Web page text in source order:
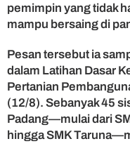
i
p
i
n
B
e
a
pemimpin yang tidak
mampu bersaing di
Pesan tersebut ia
dalam Latihan Dasar
Pertanian
(12/8). Sebanyak 45
Padang—mulai dari
hingga SMK